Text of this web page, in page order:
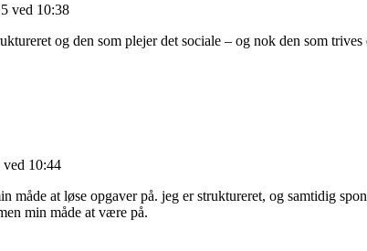
ved 10:38
og den som plejer det sociale – og nok den som
ved 10:44
måde at løse opgaver på. jeg er struktureret, og samtidig
min måde at være på.